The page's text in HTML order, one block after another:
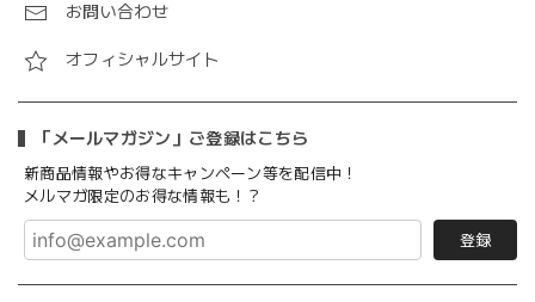
お問い合わせ
オフィシャルサイト
「メールマガジン」ご登録はこちら
新商品情報やお得なキャンペーン等を配信中！
メルマガ限定のお得な情報も！？
登録